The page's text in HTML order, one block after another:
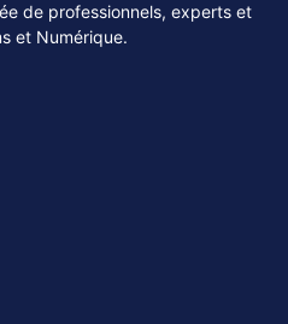
de professionnels, experts et
et Numérique.